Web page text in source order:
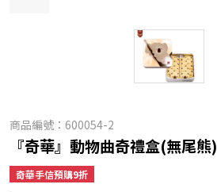
商品編號： 600054-2
『奇華』動物曲奇禮盒(無尾熊)
奇華手信預購9折